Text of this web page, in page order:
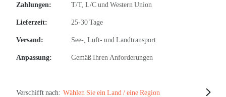
Zahlungen: T/T, L/C und Western Union
Lieferzeit: 25-30 Tage
Versand: See-, Luft- und Landtransport
Anpassung: Gemäß Ihren Anforderungen
Verschifft nach: Wählen Sie ein Land / eine Region